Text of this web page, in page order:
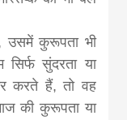
उसमें कुरूपता भी
सुंदरता या
करते हैं, तो वह
की कुरूपता या